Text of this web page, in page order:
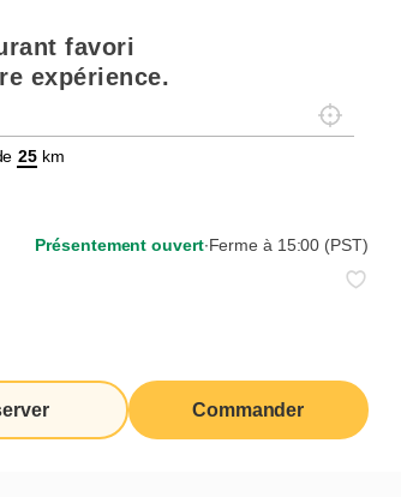
favori
expérience.
Localisez-
km
Présentement ouvert∙Ferme à 15:00 (PST)
Commander